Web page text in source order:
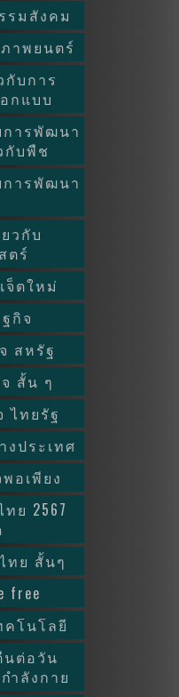
รมสังคม
าพยนตร์
กับการ
กแบบ
การพัฒนา
กับพืช
การพัฒนา
วกับ
ตร์
จ็ตใหม่
กิจ
สหรัฐ
สั้น ๆ
ไทยรัฐ
งประเทศ
อเพียง
ย 2567
ทย สั้นๆ
free
คโนโลยี
ต่อวัน
ำลังกาย